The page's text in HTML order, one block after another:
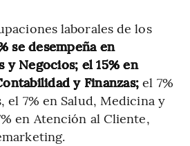
laborales de los
se desempeña en
y Negocios; el 15% en
y Finanzas;el 7%
el 7% en Salud, Medicina y
en Atención al Cliente,